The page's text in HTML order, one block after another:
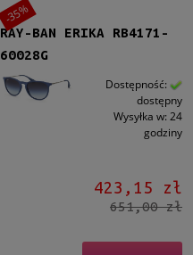
RAY-BAN ERIKA RB4171-
60028G
Dostępność:
dostępny
Wysyłka w: 24
godziny
423,15 zł
651,00 zł
-35%